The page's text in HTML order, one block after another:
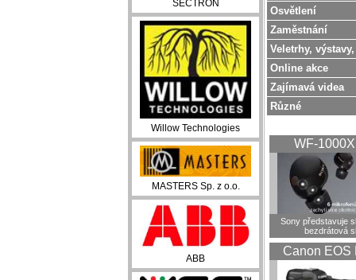
SECTRON
Willow Technologies
MASTERS Sp. z o.o.
ABB
Osvětlení
Zaměstnání
Veletrhy,
Online akce
Zajímavá videa
Různé
WF-
Sony představuje
bezdrátová
Canon EOS